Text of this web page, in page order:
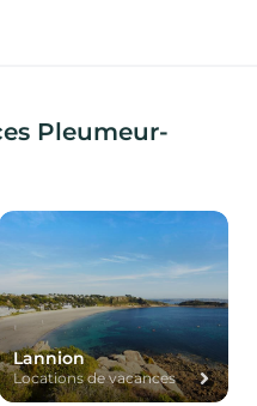
Pleumeur-
Lannion
Locations de vacances